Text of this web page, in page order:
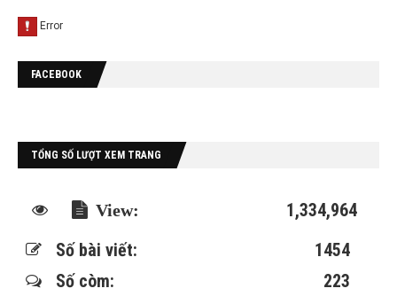
FACEBOOK
TỔNG SỐ LƯỢT XEM TRANG
1,334,964
Số bài viết:
1454
Số còm:
223